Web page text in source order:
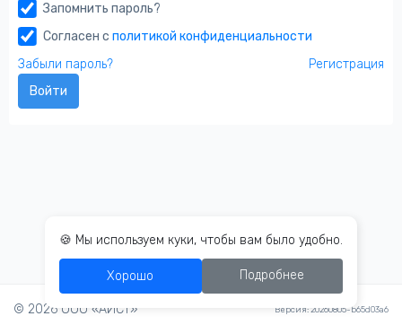
🍪 Мы используем куки, чтобы вам было удобно.
Хорошо Подробнее
Запомнить пароль?
Согласен с политикой конфиденциальности
Забыли пароль?
Регистрация
Войти
© 2026 ООО «АИСТ» Версия: 20260805-b65d03a6